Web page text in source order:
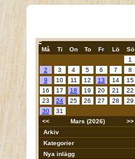
Må Ti On To Fr Lö
Sö
1
2
3 4 5 6 7
8
9
10 11 12 13 14
15
16
17 18 19 20 21
22
23
24 25 26 27 28
29
30
31
<<
Mars (2026)
>>
Arkiv
Kategorier
Nya inlägg